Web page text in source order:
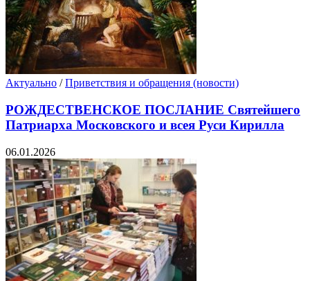
Актуально /Приветствия и обращения (новости)
РОЖДЕСТВЕНСКОЕ ПОСЛАНИЕ Святейшего
Патриарха Московского и всея Руси Кирилла
06.01.2026